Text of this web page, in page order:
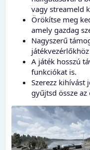
vagy streameld
Örökítse meg
amely gazdag
Nagyszerű
A játék hosszú
funkciókat is.
Szerezz kihívást
gyűjtsd össze az